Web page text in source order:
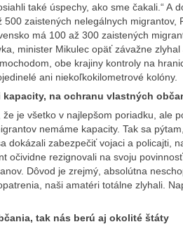
také úspechy, ako sme čakali.“ A
zaistených nelegálnych migrantov,
má 100 až 300 zaistených
minister Mikulec opäť závažne
obe krajiny kontroly na
ani niekoľkokilometrové kolóny.
na ochranu vlastných
je všetko v najlepšom poriadku, ale
nemáme kapacity. Tak sa
dokázali zabezpečiť vojaci a policajti,
očividne rezignovali na svoju
Dôvod je zrejmý, absolútna
naši amatéri totálne zlyhali.
tak nás berú aj okolité štáty